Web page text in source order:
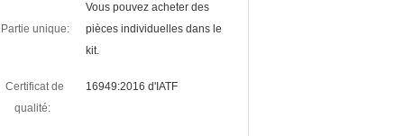
Partie unique:
Vous pouvez acheter des
pièces individuelles dans le
kit.
Certificat de
qualité:
16949:2016 d'IATF